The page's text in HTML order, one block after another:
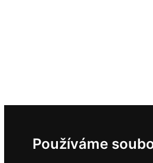
Používáme